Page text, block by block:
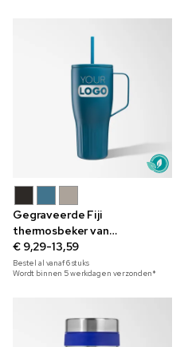
Gegraveerde Fiji
thermosbeker van
gerecycled roestvrij staal
890 ml
€ 9,29-13,59
Bestel al vanaf6stuks
Wordt binnen 5 werkdagen verzonden*